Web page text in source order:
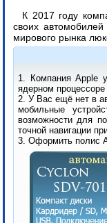
К 2017 году
своих
мирового рынка
1. Компания Apple
ядерном
2. У Вас ещё нет в
мобильные
возможности для
точной навигации
3. Оформить полис